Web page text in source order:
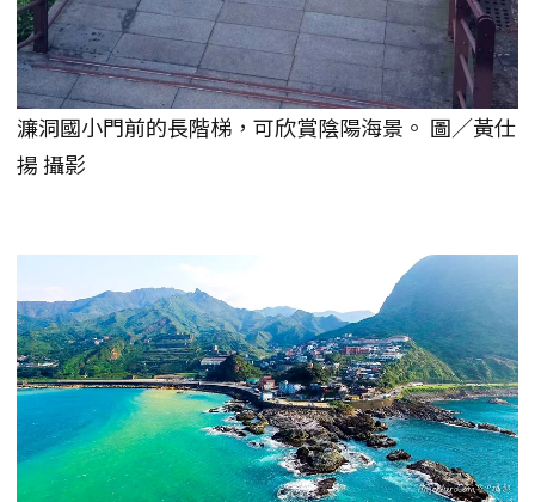
濂洞國小門前的長階梯，可欣賞陰陽海景。 圖／黃仕
揚 攝影